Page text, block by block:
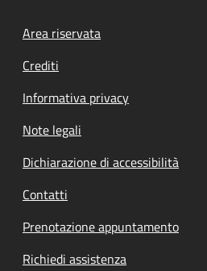
Footer menu
Area riservata
Crediti
Informativa privacy
Note legali
Dichiarazione di accessibilità
Contatti
Prenotazione appuntamento
Richiedi assistenza